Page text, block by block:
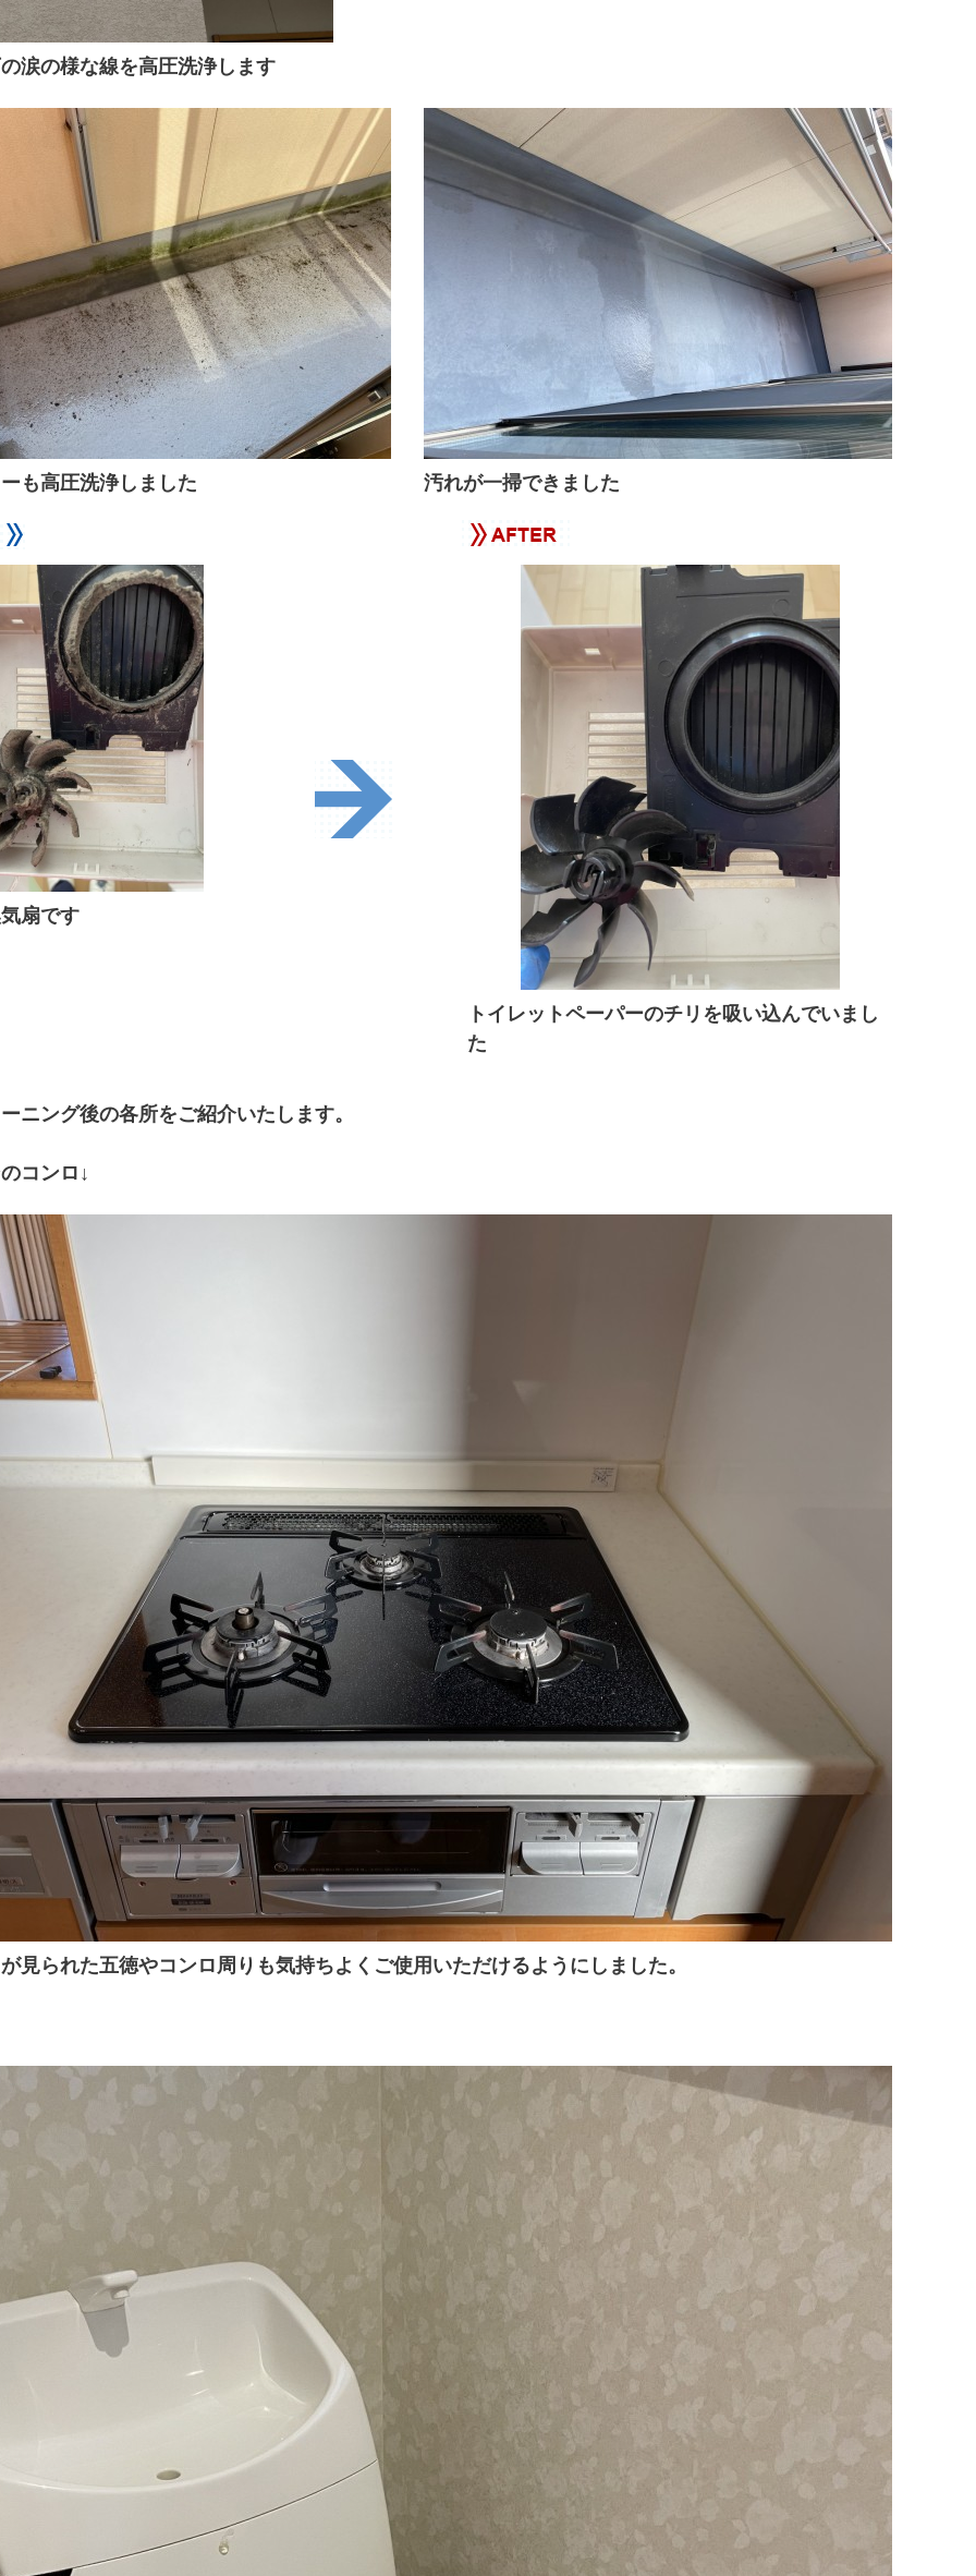
涙の様な線を高圧洗浄します
も高圧洗浄しました 汚れが一掃できました
扇です
トイレットペーパーのチリを吸い込んでいまし
た
ニング後の各所をご紹介いたします。
コンロ↓
見られた五徳やコンロ周りも気持ちよくご使用いただけるようにしました。